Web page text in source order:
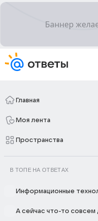
Главная
Моя лента
Пространства
В ТОПЕ НА ОТВЕТАХ
Информационные
А сейчас что-то совсем